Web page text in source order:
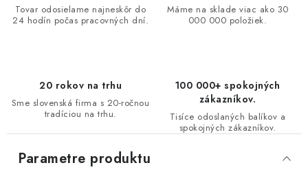
Tovar odosielame najneskôr do
24 hodín počas pracovných dní.
Máme na sklade viac ako 30
000 000 položiek.
20 rokov na trhu
Sme slovenská firma s 20-ročnou
tradíciou na trhu.
100 000+ spokojných
zákazníkov.
Tisíce odoslaných balíkov a
spokojných zákazníkov.
Parametre produktu